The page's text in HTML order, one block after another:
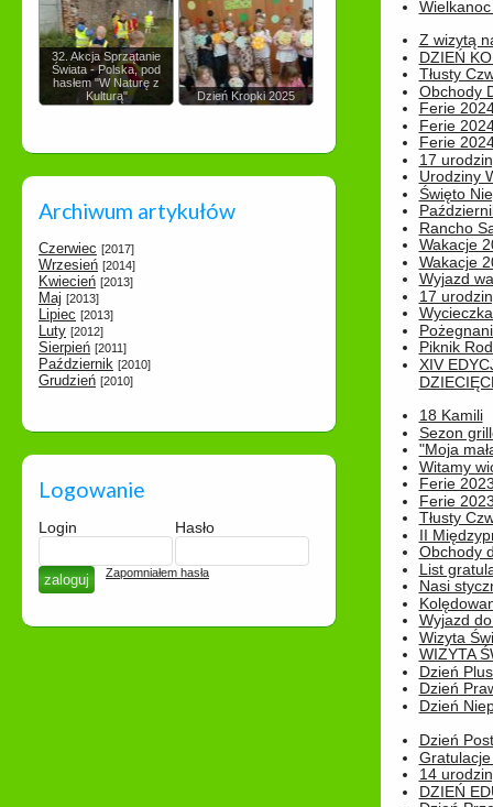
32. Akcja Sprzątanie
Świata - Polska, pod
hasłem "W Naturę z
Kulturą"
Dzień Kropki 2025
Archiwum artykułów
Czerwiec [2017]
Wrzesień [2014]
Kwiecień [2013]
Maj [2013]
Lipiec [2013]
Luty [2012]
Sierpień [2011]
Październik [2010]
Grudzień [2010]
Logowanie
Login Hasło
Zapomniałem hasła
Z wizytą
DZIEŃ
Tłusty
Obchody
Ferie
Ferie
Ferie
17
Urodziny
Święto
Rancho
Wakacje
Wakacje
Wyjazd
17
Piknik
XIV
18 Kamili
Sezon
"Moja
Witamy
Ferie
Ferie
Tłusty
II
Obchody
List
Nasi
Wyjazd
Wizyta
WIZYTA
Dzień
Dzień
Dzień
Dzień
14
DZIEŃ